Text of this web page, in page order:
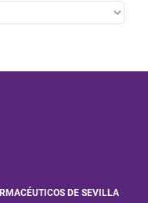
DE SEVILLA